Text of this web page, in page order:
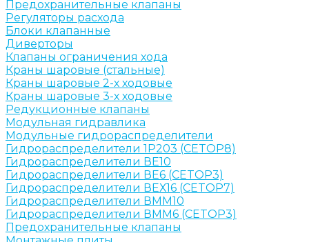
Предохранительные клапаны
Регуляторы расхода
Блоки клапанные
Диверторы
Клапаны ограничения хода
Краны шаровые (стальные)
Краны шаровые 2-х ходовые
Краны шаровые 3-х ходовые
Редукционные клапаны
Модульная гидравлика
Модульные гидрораспределители
Гидрораспределители 1Р203 (CETOP8)
Гидрораспределители ВЕ10
Гидрораспределители ВЕ6 (CETOP3)
Гидрораспределители ВЕХ16 (CETOP7)
Гидрораспределители ВММ10
Гидрораспределители ВММ6 (CETOP3)
Предохранительные клапаны